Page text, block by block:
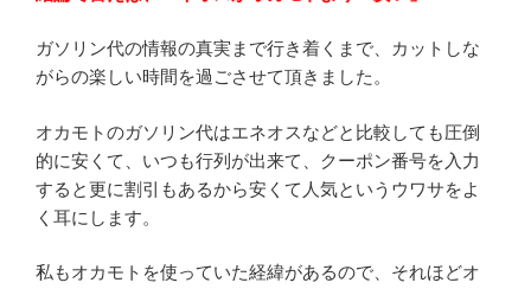
ガソリン代の情報の真実まで行き着くまで、カットしな
がらの楽しい時間を過ごさせて頂きました。
オカモトのガソリン代はエネオスなどと比較しても圧倒
的に安くて、いつも行列が出来て、クーポン番号を入力
すると更に割引もあるから安くて人気というウワサをよ
く耳にします。
私もオカモトを使っていた経緯があるので、それほどオ